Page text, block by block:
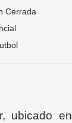
Cerrada
ubicado en